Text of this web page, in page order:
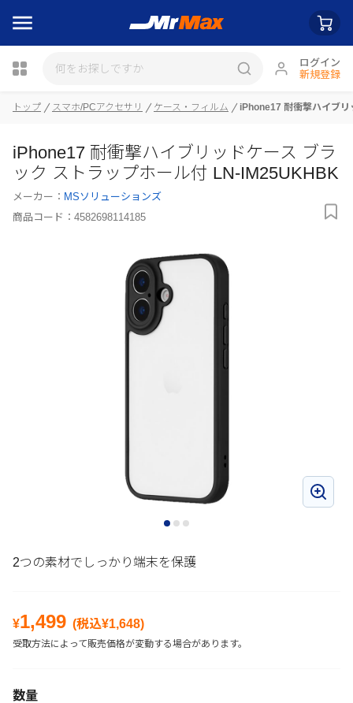
ログイン
新規登録
瓶詰
トップ スマホ/PCアクセサリ ケース・フィルム iPhone17 耐衝撃ハイブ
iPhone17 耐衝撃ハイブリッドケース ブラ
ック ストラップホール付 LN-IM25UKHBK
メーカー： MSソリューションズ
商品コード： 4582698114185
2つの素材でしっかり端末を保護
¥1,499 (税込¥1,648)
受取方法によって販売価格が変動する場合があります。
数量